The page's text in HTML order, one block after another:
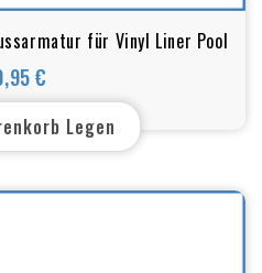
für Vinyl Liner Pool
€
Preis
Legen